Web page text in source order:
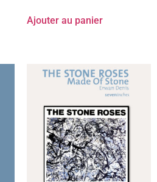
Ajouter au panier